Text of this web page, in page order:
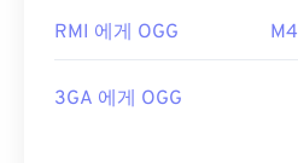
RMI 에게 OGG
3GA 에게 OGG